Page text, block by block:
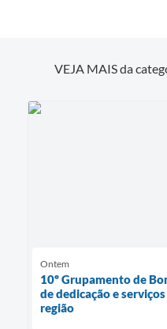
VEJA MAIS da
Ontem
10º Grupamento de
de dedicação e
região